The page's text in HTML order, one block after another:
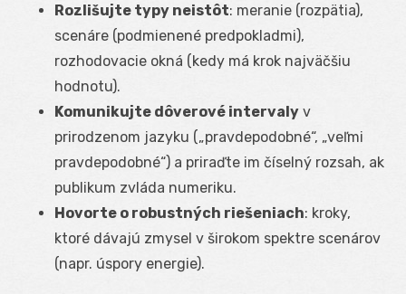
Rozlišujte typy neistôt: meranie (rozpätia),
scenáre (podmienené predpokladmi),
rozhodovacie okná (kedy má krok najväčšiu
hodnotu).
Komunikujte dôverové intervaly v
prirodzenom jazyku („pravdepodobné“, „veľmi
pravdepodobné“) a priraďte im číselný rozsah, ak
publikum zvláda numeriku.
Hovorte o robustných riešeniach: kroky,
ktoré dávajú zmysel v širokom spektre scenárov
(napr. úspory energie).